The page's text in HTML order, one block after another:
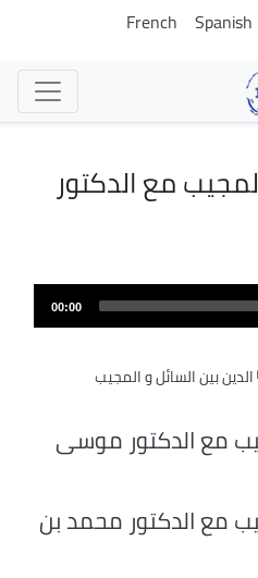
تجاوز
Spanish
French
مع الدكتور
00:00
الدين بين السائل و المجيب
مع الدكتور موسى
مع الدكتور محمد بن